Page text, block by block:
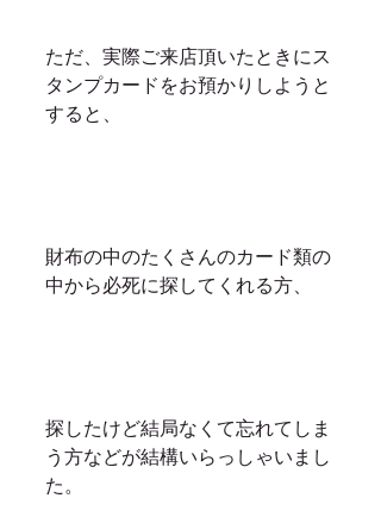
ただ、実際ご来店頂いたときにス
タンプカードをお預かりしようと
すると、
財布の中のたくさんのカード類の
中から必死に探してくれる方、
探したけど結局なくて忘れてしま
う方などが結構いらっしゃいまし
た。